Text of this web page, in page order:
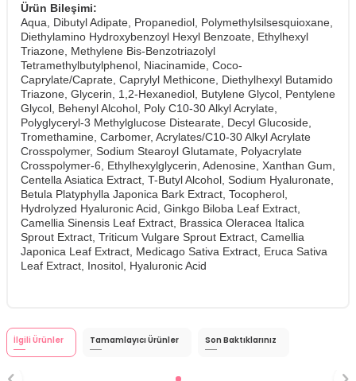
Ürün Bileşimi:
Aqua, Dibutyl Adipate, Propanediol, Polymethylsilsesquioxane,
Diethylamino Hydroxybenzoyl Hexyl Benzoate, Ethylhexyl
Triazone, Methylene Bis-Benzotriazolyl
Tetramethylbutylphenol, Niacinamide, Coco-
Caprylate/Caprate, Caprylyl Methicone, Diethylhexyl Butamido
Triazone, Glycerin, 1,2-Hexanediol, Butylene Glycol, Pentylene
Glycol, Behenyl Alcohol, Poly C10-30 Alkyl Acrylate,
Polyglyceryl-3 Methylglucose Distearate, Decyl Glucoside,
Tromethamine, Carbomer, Acrylates/C10-30 Alkyl Acrylate
Crosspolymer, Sodium Stearoyl Glutamate, Polyacrylate
Crosspolymer-6, Ethylhexylglycerin, Adenosine, Xanthan Gum,
Centella Asiatica Extract, T-Butyl Alcohol, Sodium Hyaluronate,
Betula Platyphylla Japonica Bark Extract, Tocopherol,
Hydrolyzed Hyaluronic Acid, Ginkgo Biloba Leaf Extract,
Camellia Sinensis Leaf Extract, Brassica Oleracea Italica
Sprout Extract, Triticum Vulgare Sprout Extract, Camellia
Japonica Leaf Extract, Medicago Sativa Extract, Eruca Sativa
Leaf Extract, Inositol, Hyaluronic Acid
İlgili Ürünler Tamamlayıcı Ürünler Son Baktıklarınız